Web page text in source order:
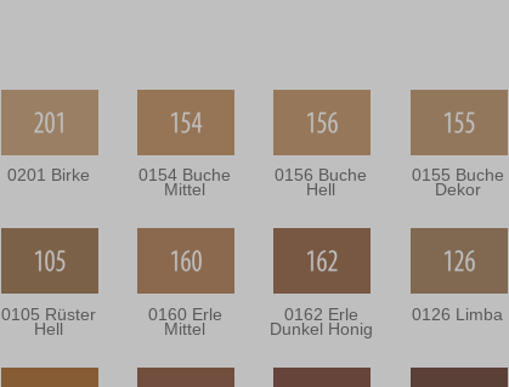
0201 Birke 0154 Buche
Mittel
0156 Buche
Hell
0155 Buche
Dekor
0105 Rüster
Hell
0160 Erle
Mittel
0162 Erle
Dunkel Honig
0126 Limba